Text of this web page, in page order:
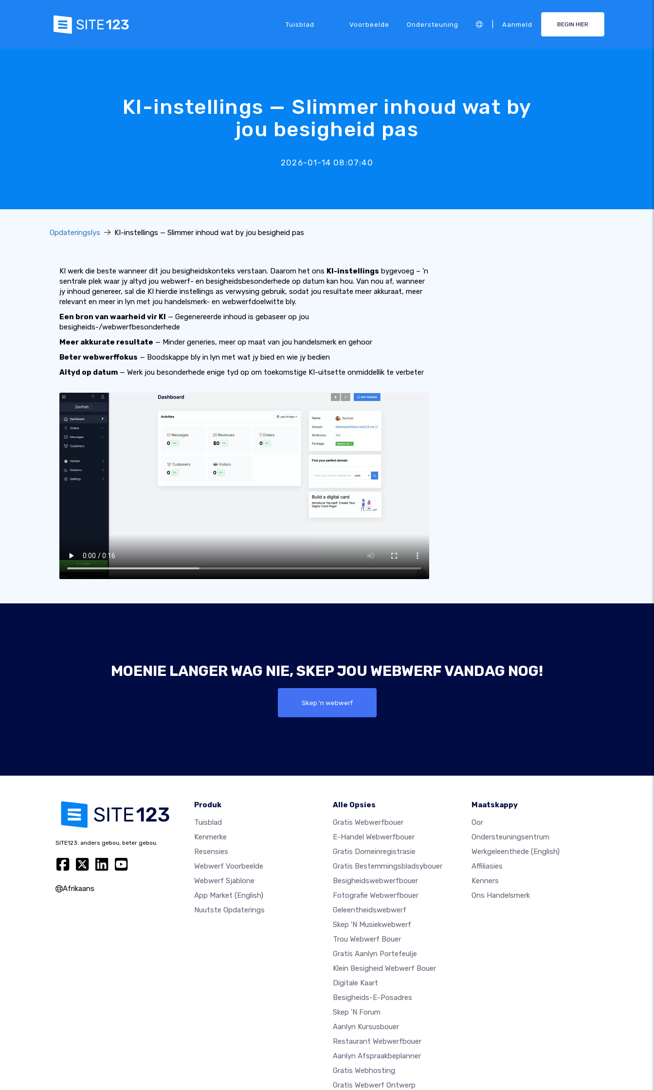
Tuisblad Voorbeelde Ondersteuning Aanmeld BEGIN HIER
KI-instellings — Slimmer inhoud wat by
jou besigheid pas
2026-01-14 08:07:40
Opdateringslys KI-instellings — Slimmer inhoud wat by jou besigheid pas
KI werk die beste wanneer dit jou besigheidskonteks verstaan. Daarom het ons KI-instellings bygevoeg – ’n
sentrale plek waar jy altyd jou webwerf- en besigheidsbesonderhede op datum kan hou. Van nou af, wanneer
jy inhoud genereer, sal die KI hierdie instellings as verwysing gebruik, sodat jou resultate meer akkuraat, meer
relevant en meer in lyn met jou handelsmerk- en webwerfdoelwitte bly.
Een bron van waarheid vir KI — Gegenereerde inhoud is gebaseer op jou
besigheids-/webwerfbesonderhede
Meer akkurate resultate — Minder generies, meer op maat van jou handelsmerk en gehoor
Beter webwerffokus — Boodskappe bly in lyn met wat jy bied en wie jy bedien
Altyd op datum — Werk jou besonderhede enige tyd op om toekomstige KI-uitsette onmiddellik te verbeter
MOENIE LANGER WAG NIE, SKEP JOU WEBWERF VANDAG NOG!
Skep 'n webwerf
SITE123: anders gebou, beter gebou.
Afrikaans
Produk
Tuisblad
Kenmerke
Resensies
Webwerf Voorbeelde
Webwerf Sjablone
App Market (English)
Nuutste Opdaterings
Alle Opsies
Gratis Webwerfbouer
E-Handel Webwerfbouer
Gratis Domeinregistrasie
Gratis Bestemmingsbladsybouer
Besigheidswebwerfbouer
Fotografie Webwerfbouer
Geleentheidswebwerf
Skep 'n Musiekwebwerf
Trou Webwerf Bouer
Gratis Aanlyn Portefeulje
Klein Besigheid Webwerf Bouer
Digitale Kaart
Besigheids-E-Posadres
Skep 'n Forum
Aanlyn Kursusbouer
Restaurant Webwerfbouer
Aanlyn Afspraakbeplanner
Gratis Webhosting
Gratis Webwerf Ontwerp
Maatskappy
Oor
Ondersteuningsentrum
Werkgeleenthede (English)
Affiliasies
Kenners
Ons Handelsmerk